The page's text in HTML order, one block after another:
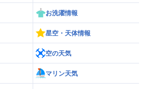
お洗濯情報
星空・天体情報
空の天気
マリン天気